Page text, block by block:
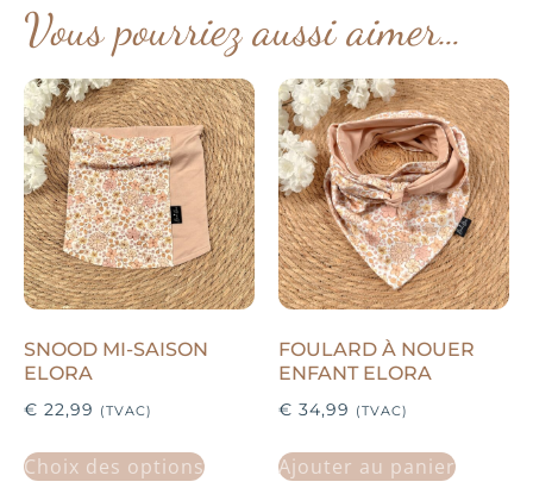
Vous pourriez aussi aimer…
SNOOD MI-SAISON
ELORA
€ 22,99 (TVAC)
Choix des options
FOULARD À NOUER
ENFANT ELORA
€ 34,99 (TVAC)
Ajouter au panier